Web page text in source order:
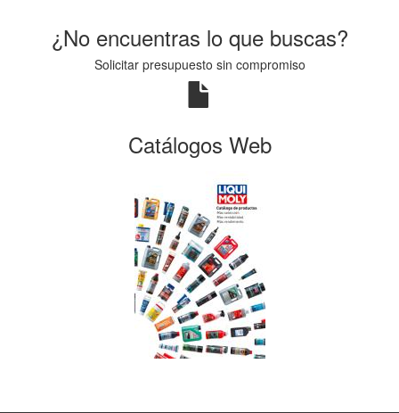
¿No encuentras lo que buscas?
Solicitar presupuesto sin compromiso
Catálogos Web